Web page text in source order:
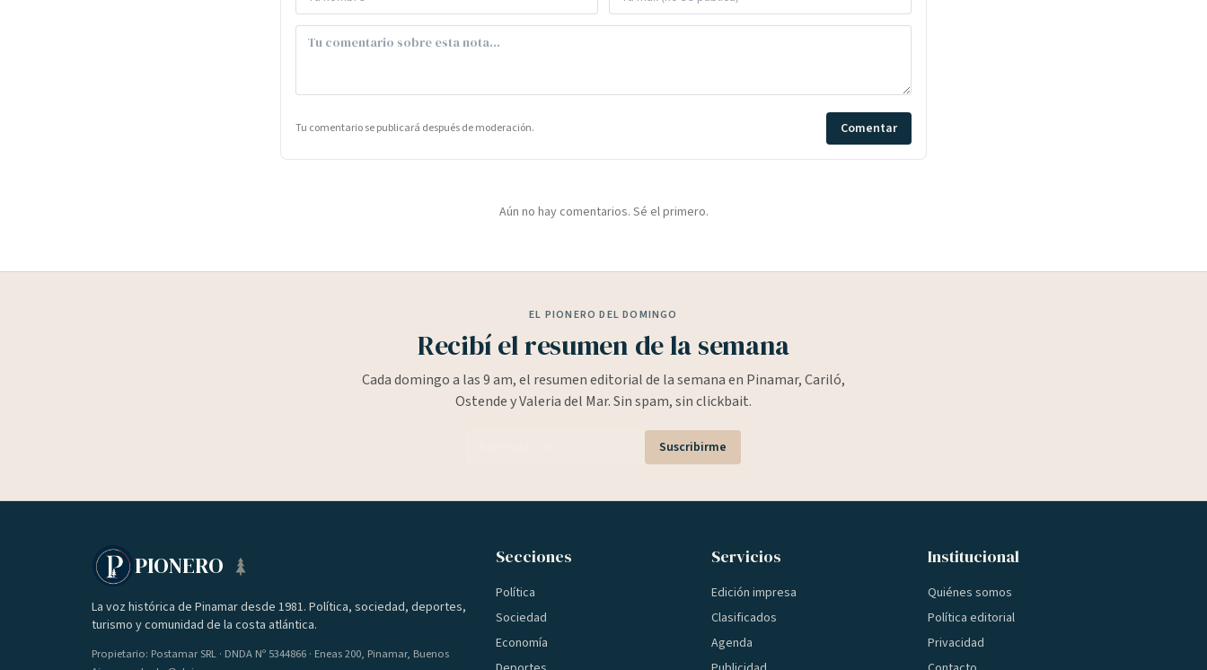
Tu comentario se publicará después de moderación. Comentar
Aún no hay comentarios. Sé el primero.
EL PIONERO DEL DOMINGO
Recibí el resumen de la semana
Cada domingo a las 9 am, el resumen editorial de la semana en Pinamar, Cariló,
Ostende y Valeria del Mar. Sin spam, sin clickbait.
Suscribirme
PIONERO
La voz histórica de Pinamar desde 1981. Política, sociedad, deportes,
turismo y comunidad de la costa atlántica.
Propietario: Postamar SRL · DNDA Nº 5344866 · Eneas 200, Pinamar, Buenos
Secciones
Política
Sociedad
Economía
Servicios
Edición impresa
Clasificados
Agenda
Institucional
Quiénes somos
Política editorial
Privacidad